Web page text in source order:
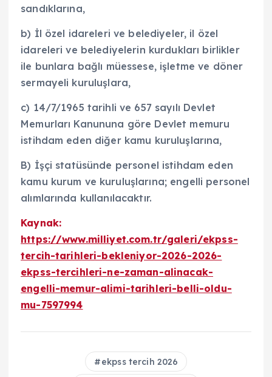
sandıklarına,
b) İl özel idareleri ve belediyeler, il özel
idareleri ve belediyelerin kurdukları birlikler
ile bunlara bağlı müessese, işletme ve döner
sermayeli kuruluşlara,
c) 14/7/1965 tarihli ve 657 sayılı Devlet
Memurları Kanununa göre Devlet memuru
istihdam eden diğer kamu kuruluşlarına,
B) İşçi statüsünde personel istihdam eden
kamu kurum ve kuruluşlarına; engelli personel
alımlarında kullanılacaktır.
Kaynak:
https://www.milliyet.com.tr/galeri/ekpss-
tercih-tarihleri-bekleniyor-2026-2026-
ekpss-tercihleri-ne-zaman-alinacak-
engelli-memur-alimi-tarihleri-belli-oldu-
mu-7597994
ekpss tercih 2026